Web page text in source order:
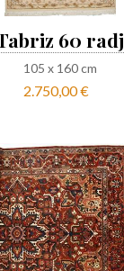
60 radj
105 x 160cm
2.750,00 €